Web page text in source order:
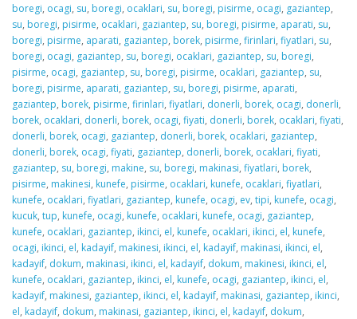
boregi, ocagi, su, boregi, ocaklari, su, boregi, pisirme, ocagi, gaziantep,
su, boregi, pisirme, ocaklari, gaziantep, su, boregi, pisirme, aparati, su,
boregi, pisirme, aparati, gaziantep, borek, pisirme, firinlari, fiyatlari, su,
boregi, ocagi, gaziantep, su, boregi, ocaklari, gaziantep, su, boregi,
pisirme, ocagi, gaziantep, su, boregi, pisirme, ocaklari, gaziantep, su,
boregi, pisirme, aparati, gaziantep, su, boregi, pisirme, aparati,
gaziantep, borek, pisirme, firinlari, fiyatlari, donerli, borek, ocagi, donerli,
borek, ocaklari, donerli, borek, ocagi, fiyati, donerli, borek, ocaklari, fiyati,
donerli, borek, ocagi, gaziantep, donerli, borek, ocaklari, gaziantep,
donerli, borek, ocagi, fiyati, gaziantep, donerli, borek, ocaklari, fiyati,
gaziantep, su, boregi, makine, su, boregi, makinasi, fiyatlari, borek,
pisirme, makinesi, kunefe, pisirme, ocaklari, kunefe, ocaklari, fiyatlari,
kunefe, ocaklari, fiyatlari, gaziantep, kunefe, ocagi, ev, tipi, kunefe, ocagi,
kucuk, tup, kunefe, ocagi, kunefe, ocaklari, kunefe, ocagi, gaziantep,
kunefe, ocaklari, gaziantep, ikinci, el, kunefe, ocaklari, ikinci, el, kunefe,
ocagi, ikinci, el, kadayif, makinesi, ikinci, el, kadayif, makinasi, ikinci, el,
kadayif, dokum, makinasi, ikinci, el, kadayif, dokum, makinesi, ikinci, el,
kunefe, ocaklari, gaziantep, ikinci, el, kunefe, ocagi, gaziantep, ikinci, el,
kadayif, makinesi, gaziantep, ikinci, el, kadayif, makinasi, gaziantep, ikinci,
el, kadayif, dokum, makinasi, gaziantep, ikinci, el, kadayif, dokum,